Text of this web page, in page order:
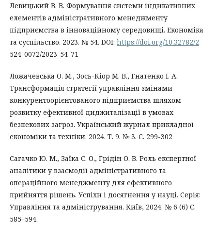
Левицький В. В. Формування системи індикативних
елементів адміністративного менеджменту
підприємства в інноваційному середовищі. Економіка
та суспільство. 2023. № 54. DOI: https://doi.org/10.32782/2
524-0072/2023-54-71
Ложачевська О. М., Зось-Кіор М. В., Гнатенко І. А.
Трансформація стратегії управління змінами
конкурентоорієнтованого підприємства шляхом
розвитку ефективної диджиталізації в умовах
безпекових загроз. Український журнал прикладної
економіки та техніки. 2024. Т. 9. № 3. С. 299-302
Сагачко Ю. М., Заїка С. О., Грідін О. В. Роль експертної
аналітики у взаємодії адміністративного та
операційного менеджменту для ефективного
прийняття рішень. Успіхи і досягнення у науці. Серія:
Управління та адміністрування. Київ, 2024. № 6 (6) С.
585–594.